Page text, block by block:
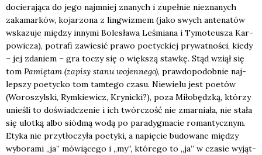
docie­ra­ją­ca do jego naj­mniej zna­nych i zupeł­nie nie­zna­nych
zaka­mar­ków, koja­rzo­na z lin­gwi­zmem (jako swych ante­na­tów
wska­zu­je mię­dzy inny­mi Bole­sła­wa Leśmia­na i Tymo­te­usza Kar­
po­wi­cza), potra­fi zawie­sić pra­wo poetyc­kiej pry­wat­no­ści, kie­dy
– jej zda­niem – gra toczy się o więk­szą staw­kę. Stąd wziął się
tom Pamię­tam (zapi­sy sta­nu wojen­ne­go), praw­do­po­dob­nie naj­
lep­szy poetyc­ko tom tam­te­go cza­su. Nie­wie­lu jest poetów
(Woro­szyl­ski, Rym­kie­wicz, Kry­nic­ki?), poza Miło­będz­ką, któ­rzy
unie­śli to doświad­cze­nie i ich twór­czość nie zmar­nia­ła, nie sta­ła
się ulot­ką albo siód­mą wodą po para­dyg­ma­cie roman­tycz­nym.
Ety­ka nie przy­tło­czy­ła poety­ki, a napię­cie budo­wa­ne mię­dzy
wybo­ra­mi „ja” mówią­ce­go i „my”, któ­re­go to „ja” w cza­sie wyjąt­